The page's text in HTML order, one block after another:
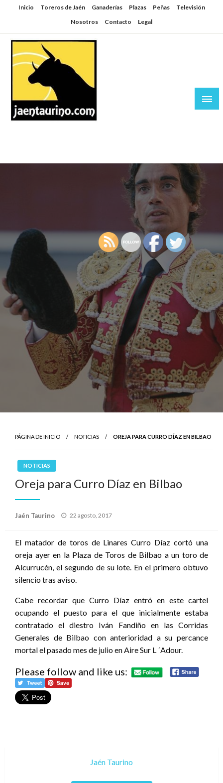
SaltarInicio Toreros de Jaén Ganaderías Plazas Peñas
Televisión
Nosotros
Contacto Legal
PÁGINA DE INICIO NOTICIAS OREJA PARA CURRO DÍAZ EN BILBAO
NOTICIAS
Oreja para Curro Díaz en Bilbao
Jaén Taurino
Publicado
22 agosto, 2017
El matador de toros de Linares Curro Díaz cortó una
oreja ayer en la Plaza de Toros de Bilbao a un toro de
Alcurrucén, el segundo de su lote. En el primero obtuvo
silencio tras aviso.
Cabe recordar que Curro Díaz entró en este cartel
ocupando el puesto para el que inicialmente estaba
contratado el diestro Iván Fandiño en las Corridas
Generales de Bilbao con anterioridad a su percance
mortal el pasado mes de julio en Aire Sur L ´Adour.
Please follow and like us:
Jaén Taurino